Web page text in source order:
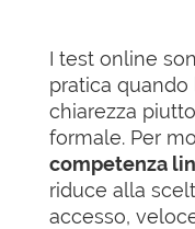
I test online
pratica
chiarezza
formale. Per
competenza
riduce alla
accesso,